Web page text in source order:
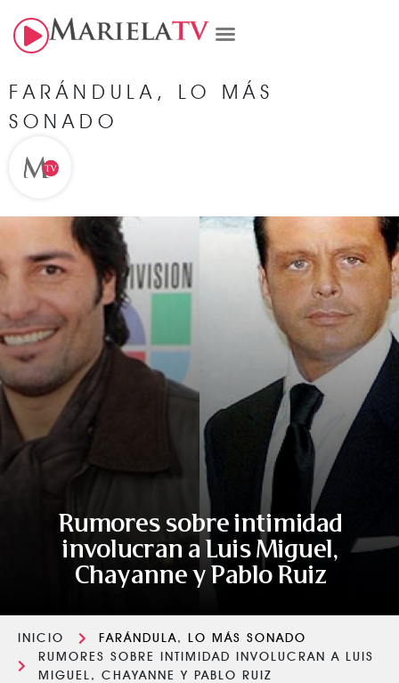
FARÁNDULA , LO MÁS
SONADO
Rumores sobre intimidad
involucran a Luis Miguel,
Chayanne y Pablo Ruiz
INICIO FARÁNDULA, LO MÁS SONADO
RUMORES SOBRE INTIMIDAD INVOLUCRAN A LUIS
MIGUEL, CHAYANNE Y PABLO RUIZ